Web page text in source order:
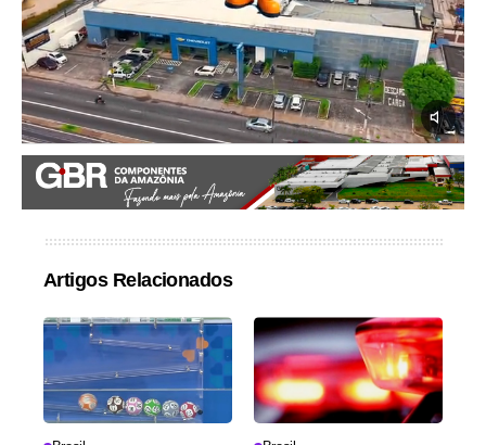
Artigos Relacionados